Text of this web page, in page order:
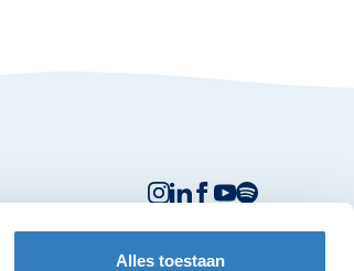
Alles toestaan